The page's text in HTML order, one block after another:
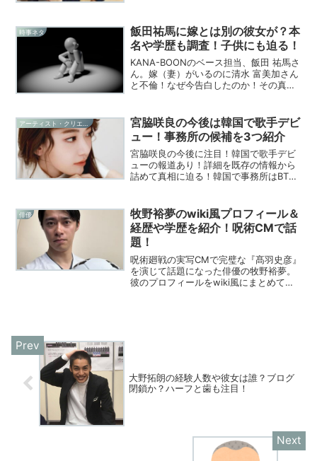
時事ネタ
飯田祐馬に嫁とは別の彼女が？本
名や学歴も調査！子供にも迫る！
KANA-BOONのベース担当、飯田 祐馬さ
ん。嫁（妻）がいるのに清水 富美加さん
と不倫！なぜ今告白したのか！その真相
宮脇咲良の今後は韓国で歌手デビ
ュー！事務所の候補を3つ紹介
宮脇咲良の今後に注目！韓国で歌手デビ
ューの報道あり！詳細を既存の情報から
詰めて真相に迫る！韓国で事務所はBTS
俳優
牧野裕夢のwiki風プロフィール＆
経歴や学歴を紹介！呪術CMで話
題！
呪術廻戦の実写CMで完璧な『髙羽史彦』
を演じて話題になった俳優の牧野裕夢。
彼のプロフィールをwiki風にまとめて徹
大野拓朗の経験人数や彼女は誰？ブログ
閉鎖か？ハーフと歯も注目！